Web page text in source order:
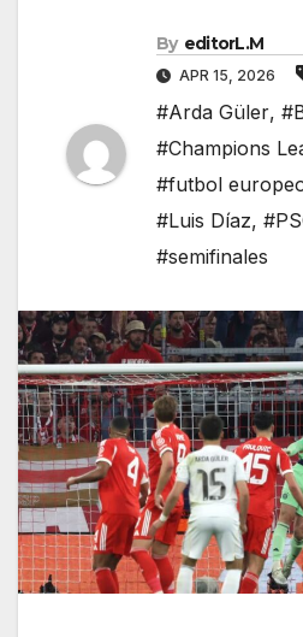
By editorL.M
APR 15, 2026
#Arda Güler,
#Champions
#futbol
#Luis Díaz,
#semifinales